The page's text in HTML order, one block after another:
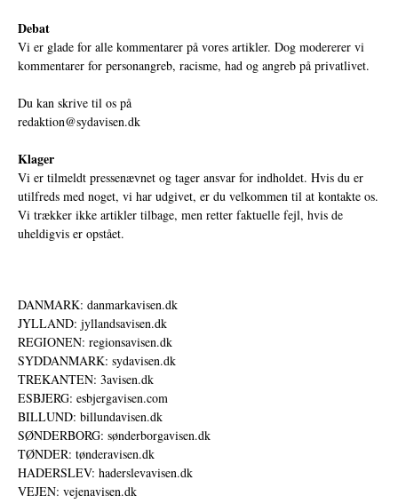
Debat
Vi er glade for alle kommentarer på vores artikler. Dog modererer vi
kommentarer for personangreb, racisme, had og angreb på privatlivet.
Du kan skrive til os på
redaktion@sydavisen.dk
Klager
Vi er tilmeldt pressenævnet og tager ansvar for indholdet. Hvis du er
utilfreds med noget, vi har udgivet, er du velkommen til at kontakte os.
Vi trækker ikke artikler tilbage, men retter faktuelle fejl, hvis de
uheldigvis er opstået.
DANMARK: danmarkavisen.dk
JYLLAND: jyllandsavisen.dk
REGIONEN: regionsavisen.dk
SYDDANMARK: sydavisen.dk
TREKANTEN: 3avisen.dk
ESBJERG: esbjergavisen.com
BILLUND: billundavisen.dk
SØNDERBORG: sønderborgavisen.dk
TØNDER: tønderavisen.dk
HADERSLEV: haderslevavisen.dk
VEJEN: vejenavisen.dk